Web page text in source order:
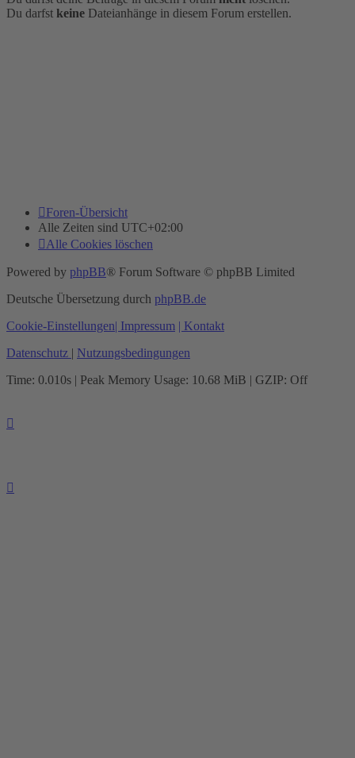
Du darfst keine Dateianhänge in diesem Forum erstellen.
Foren-Übersicht
Alle Zeiten sind UTC+02:00
Alle Cookies löschen
Powered by phpBB® Forum Software © phpBB Limited
Deutsche Übersetzung durch phpBB.de
Cookie-Einstellungen| Impressum | Kontakt
Datenschutz | Nutzungsbedingungen
Time: 0.010s | Peak Memory Usage: 10.68 MiB | GZIP: Off